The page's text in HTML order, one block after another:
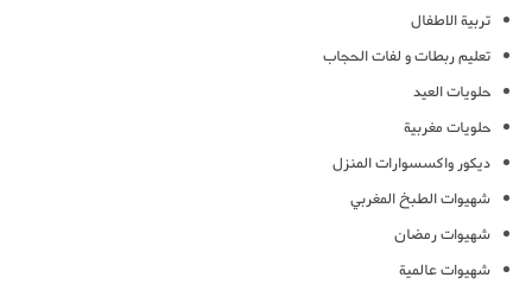
تربية الاطفال
تعليم ربطات و لفات الحجاب
حلويات العيد
حلويات مغربية
ديكور واكسسوارات المنزل
شهيوات الطبخ المغربي
شهيوات رمضان
شهيوات عالمية